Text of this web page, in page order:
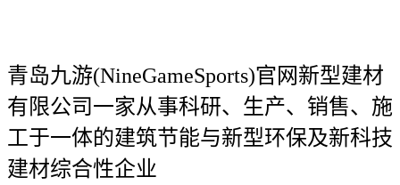
青岛九游(NineGameSports)官网新型建材
有限公司一家从事科研、生产、销售、施
工于一体的建筑节能与新型环保及新科技
建材综合性企业